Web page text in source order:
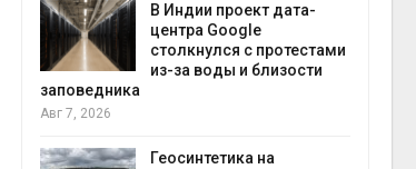
В Индии проект дата-
центра Google
столкнулся с протестами
из-за воды и близости
заповедника
Авг 7, 2026
Геосинтетика на